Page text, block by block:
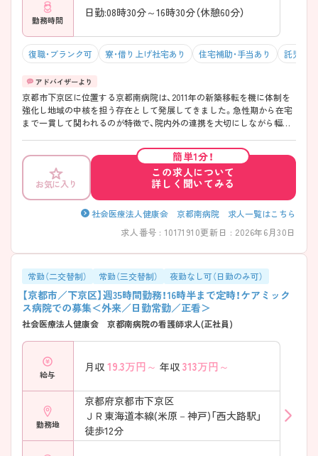
っても長く働き続けやすい環境です♪
――――――――――――――― ■ 地域密着×高度医療が学べる環境！
――――――――――――――― 地域医療から専門性の高い看護まで
経験できます。 ・300床規模の地域中核病院 ・透析133床で関西最大級 ・年
間オペ件数1,430件 ・急性期・障害者・地域包括ケア病棟を運営 ・20診療科
を標榜 → 幅広い看護経験を積みたい方には非常におすすめです♪
勤務時間
日勤:08時30分～16時30分（休憩60分）
復職・ブランク可 寮・借り上げ社宅あり 住宅補助・手当あり 託児所
京都市下京区に位置する京都南病院は、2011年の新築移転を機に体制を
強化し地域の中核を担う存在として発展してきました。急性期から在宅
まで一貫して関われるのが特徴で、院内外の連携を大切にしながら幅広
やすさにも配慮されています！教育体制も整っており、プリセプター制度
や段階的な育成で経験に不安がある方も安心してスタートしやすい職場
――――――――――――――― 無理なく続けやすい勤務環境が魅力
です。 ・「週35時間勤務」で体力的にも安心 ・終業は16時30分と早め ・有給
取得率も高く計画的にお休み可能 → プライベートとの両立を大切にで
きます ――――――――――――――― ■ 未経験でも安心の育成体制
――――――――――――――― 一人ひとりに寄り添った教育環境で
す。 ・既卒者にもプリセプターを配置 ・教育専任の担当者が在籍 ・クリニ
――――――――――――――― ■ 幅広い医療を経験できる♪
――――――――――――――― 多様なフィールドでスキルアップが
可能です。 ・急性期～在宅まで一貫して関われる ・外来・入院・在宅の機
能を併せ持つ ・地域連携に深く関わる環境 → 幅広い視点を持った看護
師を目指せます ――――――――――――――― ■ 専門性も着実に深
められる ――――――――――――――― スキルアップの機会もしっ
会参加など外部研修も充実 → 実践＋学びの両立が叶います
お気に入り
簡単1分！
この求人について
詳しく聞いてみる
社会医療法人健康会 京都南病院 求人一覧はこちら
求人番号 : 10171910更新日 : 2026年6月30日
常勤（二交替制） 常勤（三交替制） 夜勤なし可（日勤のみ可）
【京都市／下京区】週35時間勤務！16時半まで定時！ケアミック
ス病院での募集＜外来／日勤常勤／正看＞
社会医療法人健康会 京都南病院の看護師求人(正社員)
給与
月収 19.3万円～ 年収 313万円～
勤務地
京都府京都市下京区
ＪＲ東海道本線(米原－神戸)「西大路駅」
徒歩12分